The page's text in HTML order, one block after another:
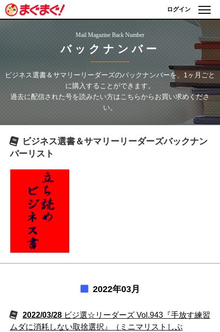
ログイン
Mail Magazine Back Number
バックナンバー
ビジネス選書＆サマリーリーダーズのバックナンバーを、1ヶ月ごと
に購入することができます。
過去に配信された号を読みたい方はこちらからお買い求めくださ
い。
ビジネス選書＆サマリーリーダーズバックナン
バーリスト
2022年03月
2022/03/28 ビジ選☆リーダーズ Vol.943『手放す練習
ムダに消耗しない取捨選択』（ミニマリストしぶ